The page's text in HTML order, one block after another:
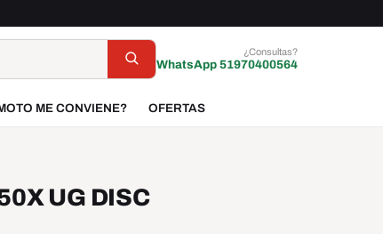
¿Consultas?
WhatsApp 51970400564
ME CONVIENE? OFERTAS
UG DISC